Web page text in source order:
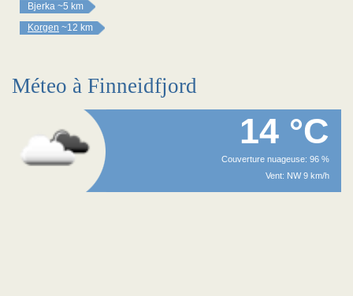
Bjerka ~5 km
Korgen ~12 km
Méteo à Finneidfjord
14 °C
Couverture nuageuse: 96 %
Vent: NW 9 km/h